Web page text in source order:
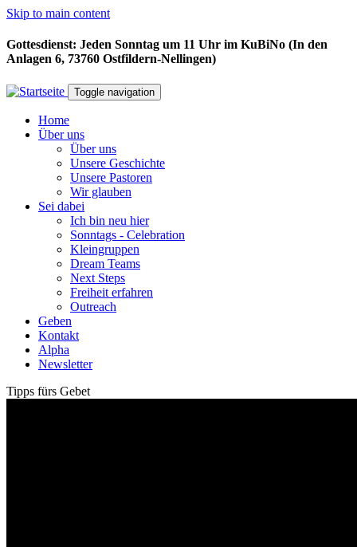
Skip to main content
Gottesdienst: Jeden Sonntag um 11 Uhr im KuBiNo (In den
Anlagen 6, 73760 Ostfildern-Nellingen)
Toggle navigation
Home
Über uns
Über uns
Unsere Geschichte
Unsere Pastoren
Wir glauben
Sei dabei
Ich bin neu hier
Sonntags - Celebration
Kleingruppen
Dream Teams
Next Steps
Freiheit erfahren
Outreach
Geben
Kontakt
Alpha
Newsletter
Tipps fürs Gebet